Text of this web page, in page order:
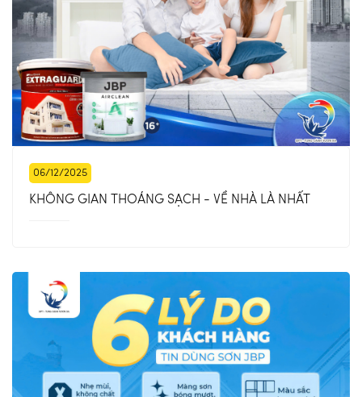
06/12/2025
KHÔNG GIAN THOÁNG SẠCH - VỀ NHÀ LÀ NHẤT